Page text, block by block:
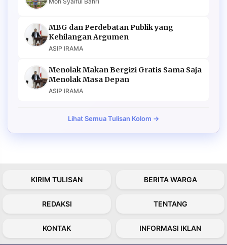
MBG dan Perdebatan Publik yang
Kehilangan Argumen
ASIP IRAMA
Menolak Makan Bergizi Gratis Sama Saja
Menolak Masa Depan
ASIP IRAMA
Lihat Semua Tulisan Kolom →
KIRIM TULISAN BERITA WARGA
REDAKSI TENTANG
KONTAK INFORMASI IKLAN